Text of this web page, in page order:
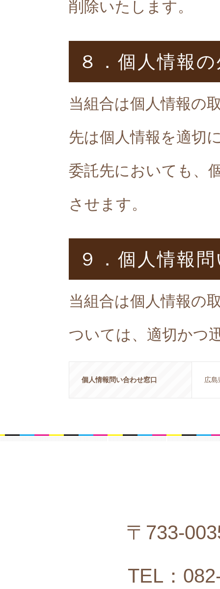
削除いたします。
８．個人情報
当組合は個人情報の
先は個人情報を適切
委託先においても、
させます。
９．個人情報
当組合は個人情報の
ついては、適切かつ
個人情報問い合わせ窓口 広
〒733-
TEL：